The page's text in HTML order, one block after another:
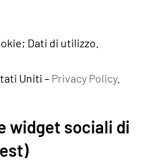
Dati di utilizzo.
Uniti – Privacy Policy.
widget sociali di